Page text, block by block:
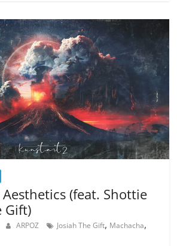
(feat. Shottie
Gift)
ARPOZ Josiah The Gift, Machacha,